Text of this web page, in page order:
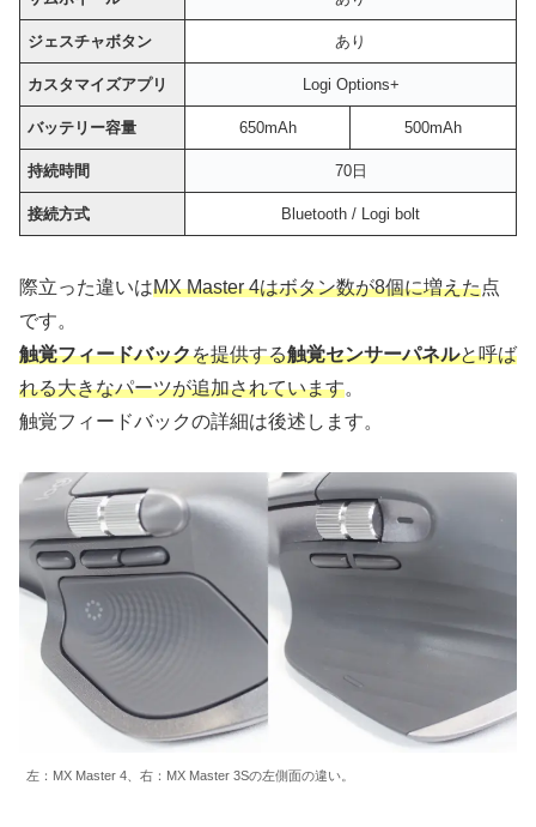
ジェスチャボタン あり
カスタマイズアプリ Logi Options+
バッテリー容量 650mAh 500mAh
持続時間 70日
接続方式 Bluetooth / Logi bolt
際立った違いはMX Master 4はボタン数が8個に増えた点
です。
触覚フィードバックを提供する触覚センサーパネルと呼ば
れる大きなパーツが追加されています。
触覚フィードバックの詳細は後述します。
左：MX Master 4、右：MX Master 3Sの左側面の違い。